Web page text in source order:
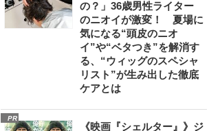
の？」36歳男性ライター
のニオイが激変！ 夏場に
気になる“頭皮のニオ
イ”や“ベタつき”を解消す
る、“ウィッグのスペシャ
リスト”が生み出した徹底
ケアとは
PR
《映画『シェルター』》ジ